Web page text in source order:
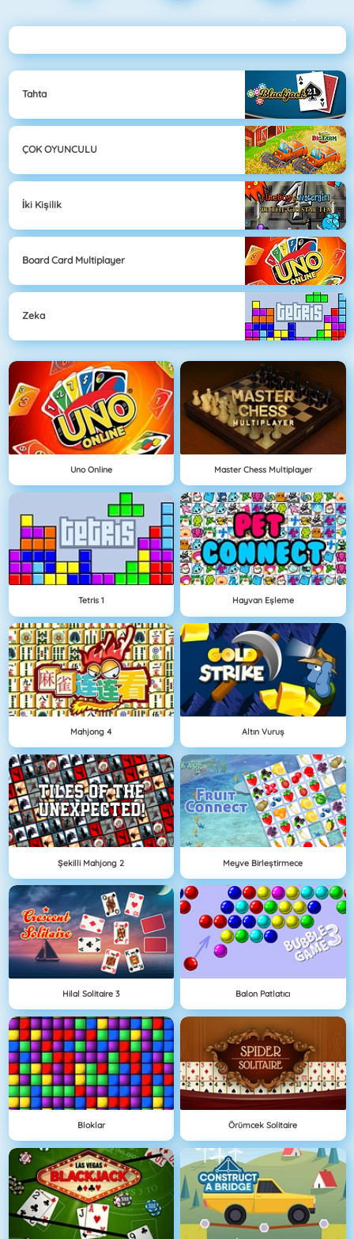
Tahta
ÇOK OYUNCULU
İki Kişilik
Board Card Multiplayer
Zeka
Uno Online Master Chess Multiplayer
Tetris 1 Hayvan Eşleme
Mahjong 4 Altın Vuruş
Şekilli Mahjong 2 Meyve Birleştirmece
Hilal Solitaire 3 Balon Patlatıcı
Bloklar Örümcek Solitaire